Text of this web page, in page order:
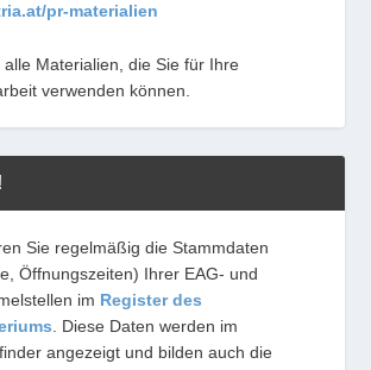
pr-materialien
alle Materialien, die Sie für Ihre
verwenden können.
Sie regelmäßig die Stammdaten
Öffnungszeiten) Ihrer EAG- und
im Register des
. Diese Daten werden im
angezeigt und bilden auch die